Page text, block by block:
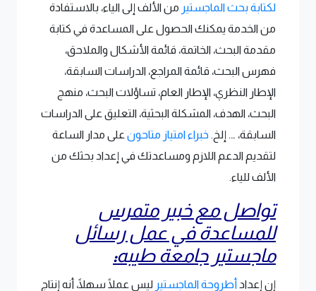
لكتابة بحث الماجستير من الألف إلى الياء، بالاستفادة
من الخدمة يمكنك الحصول على المساعدة في كتابة
مقدمة البحث، الخاتمة، قائمة الأشكال والملاحق،
فهرس البحث، قائمة المراجع، الدراسات السابقة،
الإطار النظري، الإطار العام، تساؤلات البحث، منهج
البحث، الهدف، المشكلة البحثية، التعليق على الدراسات
السابقة، …. إلخ. خبراء امتياز متاحون على مدار الساعة
لتقديم الدعم اللازم ومساعدتك في إعداد بحثك من
الألف للياء.
تواصل مع خبير متمرس
للمساعدة في عمل رسائل
ماجستير جامعة طيبه:
إن إعداد أطروحة الماجستير ليس عملًا سهلًا، أنه إنتاج